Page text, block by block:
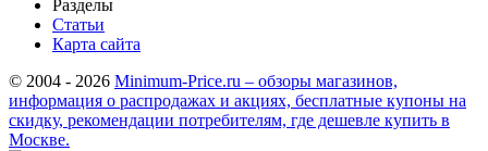
Разделы
Статьи
Карта сайта
© 2004 - 2026 Minimum-Price.ru – обзоры магазинов,
информация о распродажах и акциях, бесплатные купоны на
скидку, рекомендации потребителям, где дешевле купить в
Москве.